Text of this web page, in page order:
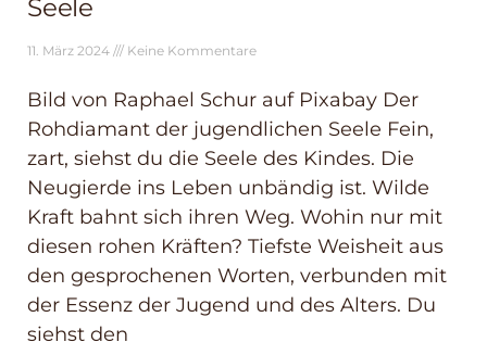
Seele
11. März 2024 Keine Kommentare
Bild von Raphael Schur auf Pixabay Der
Rohdiamant der jugendlichen Seele Fein,
zart, siehst du die Seele des Kindes. Die
Neugierde ins Leben unbändig ist. Wilde
Kraft bahnt sich ihren Weg. Wohin nur mit
diesen rohen Kräften? Tiefste Weisheit aus
den gesprochenen Worten, verbunden mit
der Essenz der Jugend und des Alters. Du
siehst den